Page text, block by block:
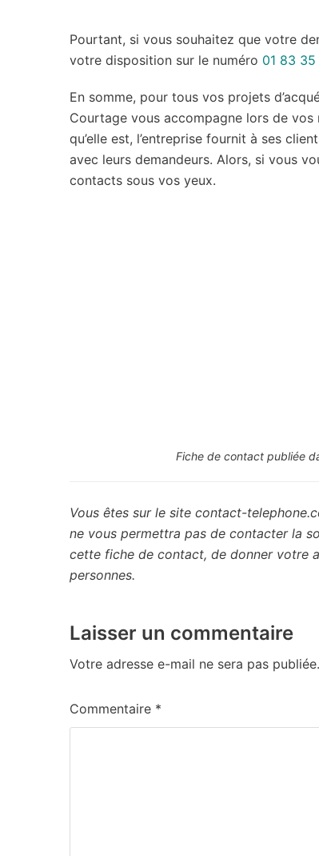
Pourtant, si vous souhaitez que votre
votre disposition sur le numéro 01 83
En somme, pour tous vos projets
Courtage vous accompagne lors de
qu’elle est, l’entreprise fournit à ses
avec leurs demandeurs. Alors, si vous
contacts sous vos yeux.
Fiche de contact publiée
Vous êtes sur le site contact-
ne vous permettra pas de contacter la
cette fiche de contact, de donner votre
personnes.
Laisser un commentaire
Votre adresse e-mail ne sera pas publiée.
Commentaire *